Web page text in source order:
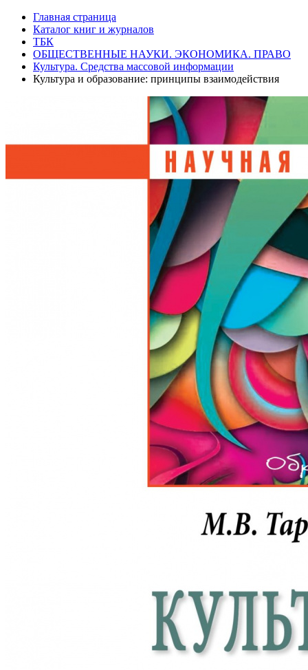
Главная страница
Каталог книг и журналов
ТБК
ОБЩЕСТВЕННЫЕ НАУКИ. ЭКОНОМИКА. ПРАВО
Культура. Средства массовой информации
Культура и образование: принципы взаимодействия